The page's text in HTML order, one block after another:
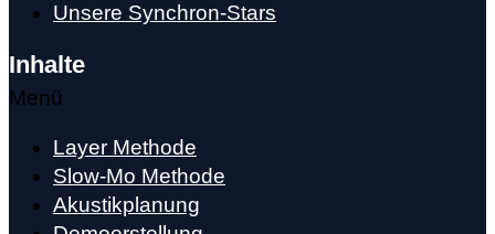
Unsere Synchron-Stars
Inhalte
Menü
Layer Methode
Slow-Mo Methode
Akustikplanung